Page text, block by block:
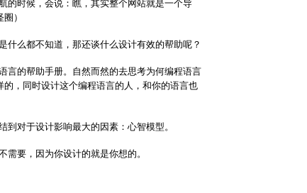
的时候，会说：瞧，其实整个网站就是一个导
）
什么都不知道，那还谈什么设计有效的帮助呢？
言的帮助手册。自然而然的去思考为何编程语言
的，同时设计这个编程语言的人，和你的语言也
对于设计影响最大的因素：心智模型。
要，因为你设计的就是你想的。